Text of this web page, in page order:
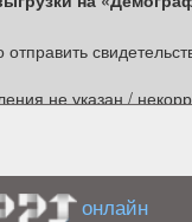
отправить
не указан /
свидетельств
организации по
онлайн